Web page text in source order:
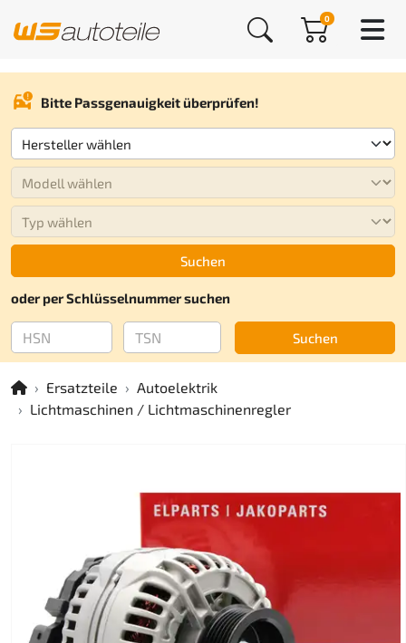
0
Bitte Passgenauigkeit überprüfen!
Suchen
oder per Schlüsselnummer suchen
Suchen
Ersatzteile
Autoelektrik
Lichtmaschinen / Lichtmaschinenregler